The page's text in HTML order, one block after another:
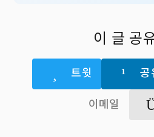
이 글 공
트윗 공
이메일